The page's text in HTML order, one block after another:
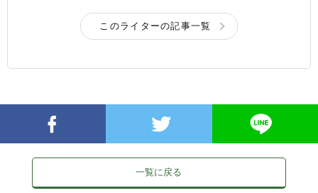
このライターの記事一覧
一覧に戻る